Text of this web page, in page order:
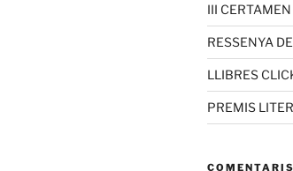
III
RESSENYA
LLIBRES
PREMIS